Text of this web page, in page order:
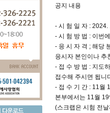
공지 내용
- 시 험 일 자 :
- 시 험 방 법 : 이번
- 응 시 자 격 ; 해당
응시자 본인이나 추
- 접 수 방 법 : 지도
접수해 주시면 됩니
- 접 수 기 간 : 11월
본부에서는 11월
(스크랩은 시험 전